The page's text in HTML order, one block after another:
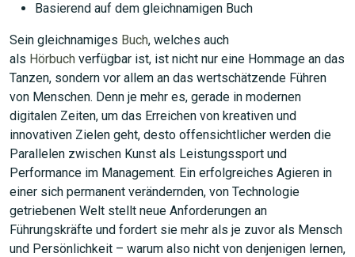
Basierend auf dem gleichnamigen Buch
Sein gleichnamiges Buch, welches auch
als Hörbuch verfügbar ist, ist nicht nur eine Hommage an das
Tanzen, sondern vor allem an das wertschätzende Führen
von Menschen. Denn je mehr es, gerade in modernen
digitalen Zeiten, um das Erreichen von kreativen und
innovativen Zielen geht, desto offensichtlicher werden die
Parallelen zwischen Kunst als Leistungssport und
Performance im Management. Ein erfolgreiches Agieren in
einer sich permanent verändernden, von Technologie
getriebenen Welt stellt neue Anforderungen an
Führungskräfte und fordert sie mehr als je zuvor als Mensch
und Persönlichkeit – warum also nicht von denjenigen lernen,